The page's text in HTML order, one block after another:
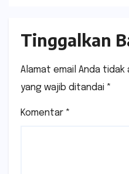
Tinggalkan
Alamat email Anda tidak
yang wajib ditandai *
Komentar *